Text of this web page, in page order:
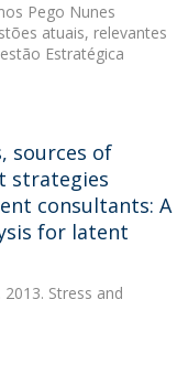
Pego Nunes
atuais, relevantes
Estratégica
sources of
strategies
consultants: A
for latent
Stress and